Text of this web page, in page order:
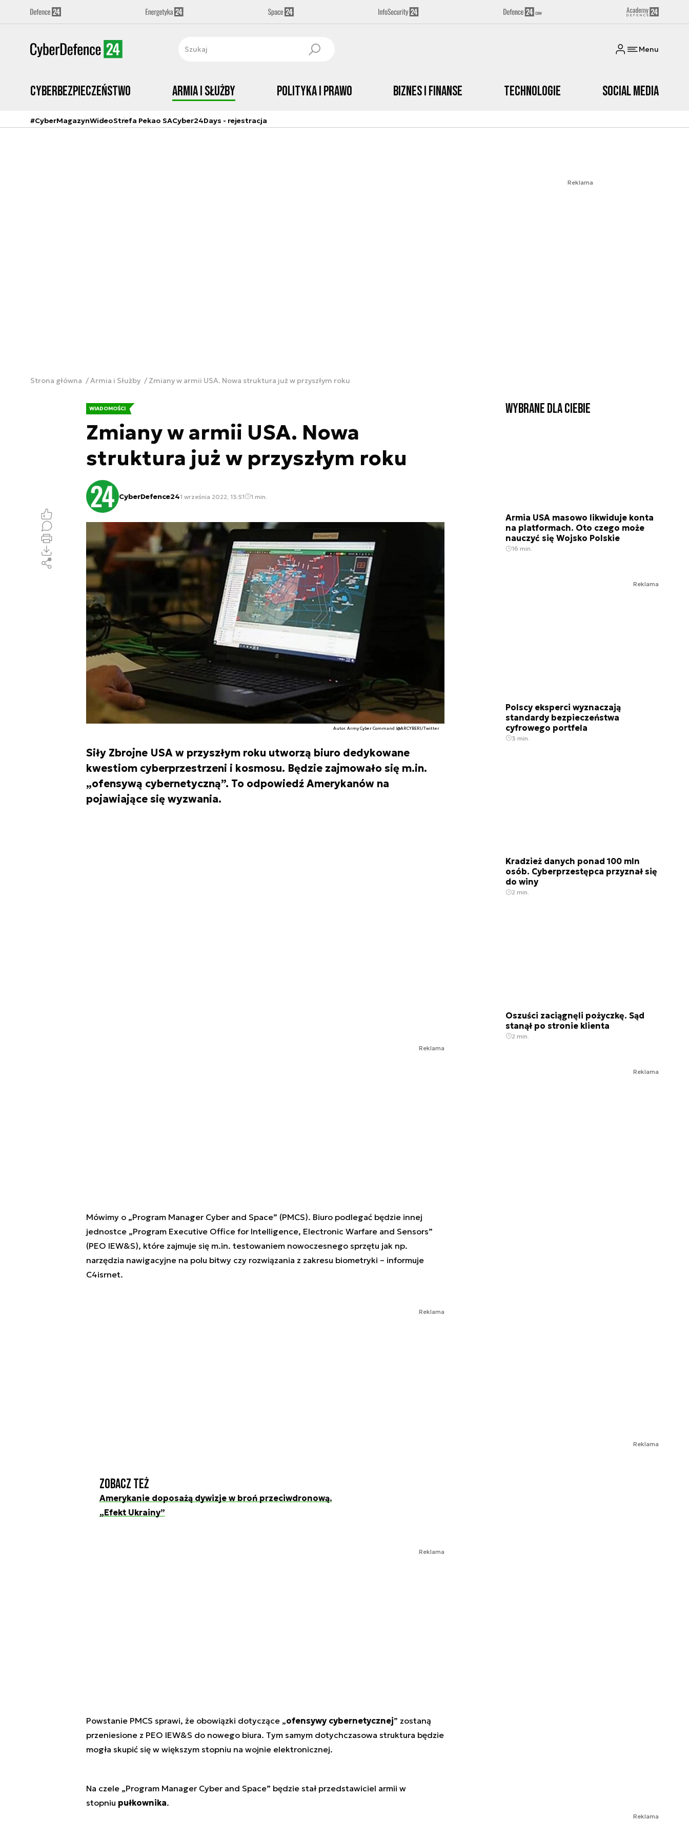
Menu
Cyberbezpieczeństwo Armia i Służby Polityka i prawo Biznes i Finanse Technologie Social media
#CyberMagazynWideoStrefa Pekao SACyber24Days - rejestracja
Reklama
Strona główna Armia i Służby Zmiany w armii USA. Nowa struktura już w przyszłym roku
WIADOMOŚCI
Zmiany w armii USA. Nowa
struktura już w przyszłym roku
CyberDefence241 września 2022, 13:51 1 min.
Autor. Army Cyber Command (@ARCYBER)/Twitter
Siły Zbrojne USA w przyszłym roku utworzą biuro dedykowane
kwestiom cyberprzestrzeni i kosmosu. Będzie zajmowało się m.in.
„ofensywą cybernetyczną”. To odpowiedź Amerykanów na
pojawiające się wyzwania.
Reklama
Mówimy o „Program Manager Cyber and Space” (PMCS). Biuro podlegać będzie innej
jednostce „Program Executive Office for Intelligence, Electronic Warfare and Sensors”
(PEO IEW&S), które zajmuje się m.in. testowaniem nowoczesnego sprzętu jak np.
narzędzia nawigacyjne na polu bitwy czy rozwiązania z zakresu biometryki – informuje
C4isrnet.
Reklama
Zobacz też
Amerykanie doposażą dywizje w broń przeciwdronową.
„Efekt Ukrainy”
Reklama
Powstanie PMCS sprawi, że obowiązki dotyczące „ofensywy cybernetycznej” zostaną
przeniesione z PEO IEW&S do nowego biura. Tym samym dotychczasowa struktura będzie
mogła skupić się w większym stopniu na wojnie elektronicznej.
Na czele „Program Manager Cyber and Space” będzie stał przedstawiciel armii w
stopniu pułkownika.
Wybrane dla Ciebie
Armia USA masowo likwiduje konta
na platformach. Oto czego może
nauczyć się Wojsko Polskie
16 min.
Reklama
Polscy eksperci wyznaczają
standardy bezpieczeństwa
cyfrowego portfela
3 min.
Kradzież danych ponad 100 mln
osób. Cyberprzestępca przyznał się
do winy
2 min.
Oszuści zaciągnęli pożyczkę. Sąd
stanął po stronie klienta
2 min.
Reklama
Reklama
Reklama